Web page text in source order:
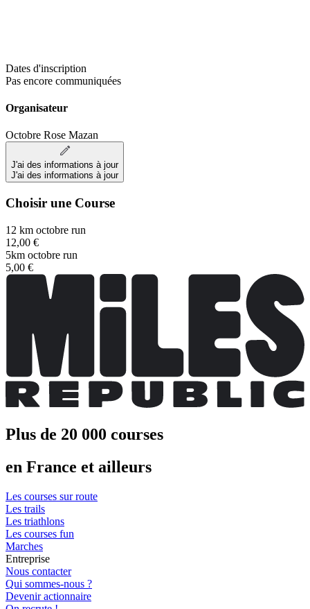
Dates d'inscription
Pas encore communiquées
Organisateur
Octobre Rose Mazan
J'ai des informations à jour
J'ai des informations à jour
Choisir une Course
12 km octobre run
12,00 €
5km octobre run
5,00 €
Plus de 20 000 courses
en France et ailleurs
Les courses sur route
Les trails
Les triathlons
Les courses fun
Marches
Entreprise
Nous contacter
Qui sommes-nous ?
Devenir actionnaire